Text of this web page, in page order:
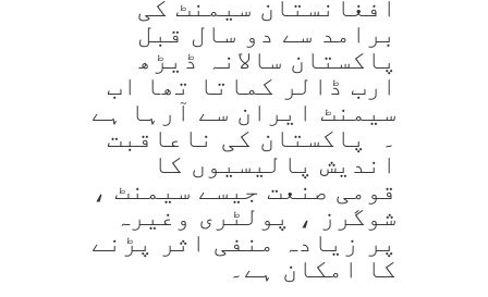
افغانستان سیمنٹ کی
برامد سے دو سال قبل
پاکستان سالانہ ڈیڑھ
ارب ڈالر کماتا تھا اب
سیمنٹ ایران سے آرہا ہے
۔ پاکستان کی ناعاقبت
اندیش پالیسیوں کا
قومی صنعت جیسے سیمنٹ ،
شوگرز ، پولٹری وغیرہ
پر زیادہ منفی اثر پڑنے
کا امکان ہے۔